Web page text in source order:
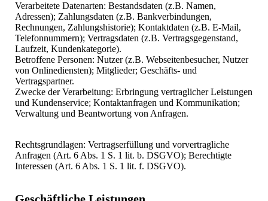
Verarbeitete Datenarten: Bestandsdaten (z.B. Namen,
Adressen); Zahlungsdaten (z.B. Bankverbindungen,
Rechnungen, Zahlungshistorie); Kontaktdaten (z.B. E-Mail,
Telefonnummern); Vertragsdaten (z.B. Vertragsgegenstand,
Laufzeit, Kundenkategorie).
Betroffene Personen: Nutzer (z.B. Webseitenbesucher, Nutzer
von Onlinediensten); Mitglieder; Geschäfts- und
Vertragspartner.
Zwecke der Verarbeitung: Erbringung vertraglicher Leistungen
und Kundenservice; Kontaktanfragen und Kommunikation;
Verwaltung und Beantwortung von Anfragen.
Rechtsgrundlagen: Vertragserfüllung und vorvertragliche
Anfragen (Art. 6 Abs. 1 S. 1 lit. b. DSGVO); Berechtigte
Interessen (Art. 6 Abs. 1 S. 1 lit. f. DSGVO).